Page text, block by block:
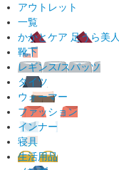
アウトレット
一覧
かかとケア 足うら美人
靴下
レギンス/スパッツ
タイツ
ウォーマー
ファッション
インナー
寝具
生活用品